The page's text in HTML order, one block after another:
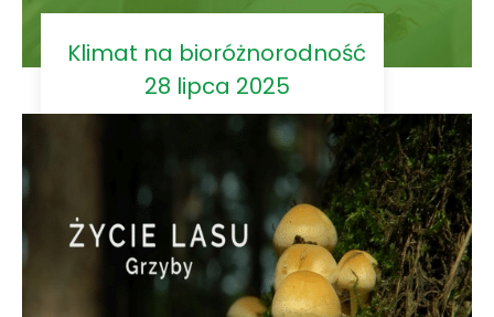
Klimat na bioróżnorodność
28 lipca 2025